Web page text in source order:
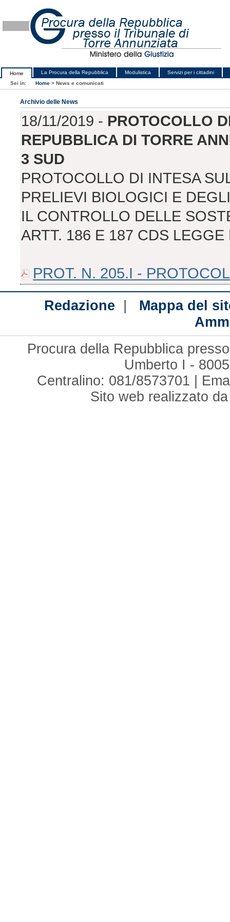
Home La Procura della Repubblica Modulistica
Servizi per i cittadini
Sei in:
Home > News e comunicati
Archivio delle News
18/11/2019 - PROTOCOLLO
REPUBBLICA DI TORRE
3 SUD
PROTOCOLLO DI INTESA
PRELIEVI BIOLOGICI E
IL CONTROLLO DELLE
ARTT. 186 E 187 CDS LEGGE
PROT. N. 205.I -
Redazione | Mappa del
Procura della Repubblica
Umberto I -
Centralino: 081/8573701 |
Sito web realizzato